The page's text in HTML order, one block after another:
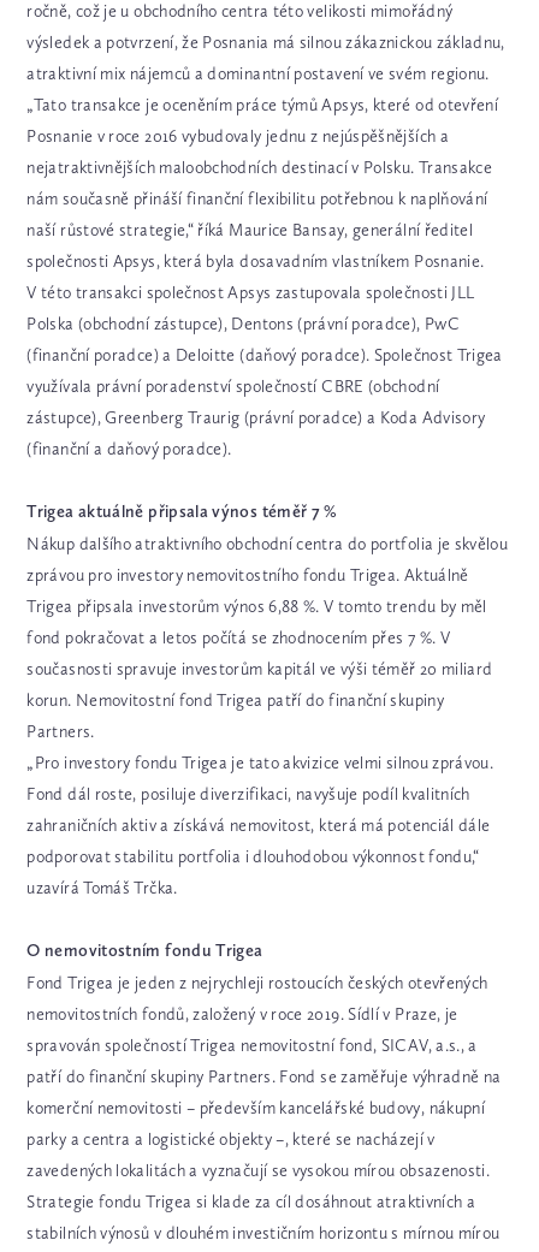
ročně, což je u obchodního centra této velikosti mimořádný
výsledek a potvrzení, že Posnania má silnou zákaznickou základnu,
atraktivní mix nájemců a dominantní postavení ve svém regionu.
„Tato transakce je oceněním práce týmů Apsys, které od otevření
Posnanie v roce 2016 vybudovaly jednu z nejúspěšnějších a
nejatraktivnějších maloobchodních destinací v Polsku. Transakce
nám současně přináší finanční flexibilitu potřebnou k naplňování
naší růstové strategie,“ říká Maurice Bansay, generální ředitel
společnosti Apsys, která byla dosavadním vlastníkem Posnanie.
V této transakci společnost Apsys zastupovala společnosti JLL
Polska (obchodní zástupce), Dentons (právní poradce), PwC
(finanční poradce) a Deloitte (daňový poradce). Společnost Trigea
využívala právní poradenství společností CBRE (obchodní
zástupce), Greenberg Traurig (právní poradce) a Koda Advisory
(finanční a daňový poradce).
Trigea aktuálně připsala výnos téměř 7 %
Nákup dalšího atraktivního obchodní centra do portfolia je skvělou
zprávou pro investory nemovitostního fondu Trigea. Aktuálně
Trigea připsala investorům výnos 6,88 %. V tomto trendu by měl
fond pokračovat a letos počítá se zhodnocením přes 7 %. V
současnosti spravuje investorům kapitál ve výši téměř 20 miliard
korun. Nemovitostní fond Trigea patří do finanční skupiny
Partners.
„Pro investory fondu Trigea je tato akvizice velmi silnou zprávou.
Fond dál roste, posiluje diverzifikaci, navyšuje podíl kvalitních
zahraničních aktiv a získává nemovitost, která má potenciál dále
podporovat stabilitu portfolia i dlouhodobou výkonnost fondu,“
uzavírá Tomáš Trčka.
O nemovitostním fondu Trigea
Fond Trigea je jeden z nejrychleji rostoucích českých otevřených
nemovitostních fondů, založený v roce 2019. Sídlí v Praze, je
spravován společností Trigea nemovitostní fond, SICAV, a.s., a
patří do finanční skupiny Partners. Fond se zaměřuje výhradně na
komerční nemovitosti – především kancelářské budovy, nákupní
parky a centra a logistické objekty –, které se nacházejí v
zavedených lokalitách a vyznačují se vysokou mírou obsazenosti.
Strategie fondu Trigea si klade za cíl dosáhnout atraktivních a
stabilních výnosů v dlouhém investičním horizontu s mírnou mírou